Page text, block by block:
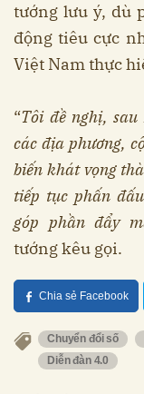
tướng lưu ý, dù
động tiêu cực
Việt Nam thực
“Tôi đề nghị,
các địa phương,
biến khát vọng
tiếp tục phấn
góp phần đẩy
tướng kêu gọi.
Chia sẻ Facebook
Chuyển đổi số
Diễn đàn 4.0